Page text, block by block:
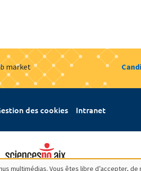
market
des cookies Intranet
multimédias. Vous êtes libre d’accepter, de